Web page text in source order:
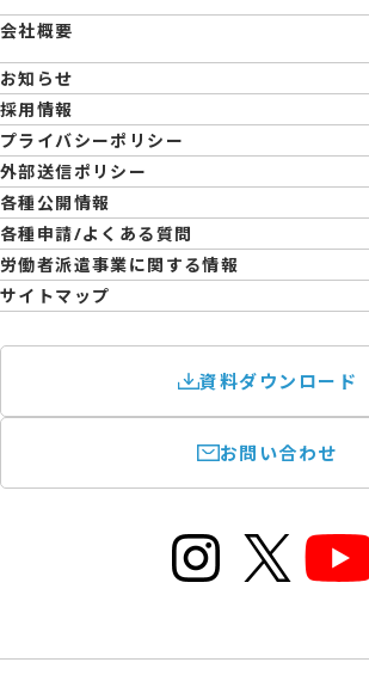
サービス一覧
即日・単発のバイト探しは「スマジョブ」
エントリーマーケット
会社概要
会社概要
メディア情報
人材派遣について
コーポレートガバナンス
拠点一覧
日雇派遣の原則禁止について
エントリーのサポートについて
お知らせ
ブログ
企業様向けお役立ちブログ
採用情報
プライバシーポリシー
外部送信ポリシー
各種公開情報
ハラスメント防止・対策方針
育児休業取得率および職場復帰率報告書
各種申請/よくある質問
労働者派遣事業に関する情報
サイトマップ
資料ダウンロード
お問い合わせ